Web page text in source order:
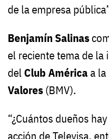
de la empresa
Benjamín Salinas
el reciente tema de la
del Club América a la
Valores (BMV).
“¿Cuántos dueños
acción de Televisa,